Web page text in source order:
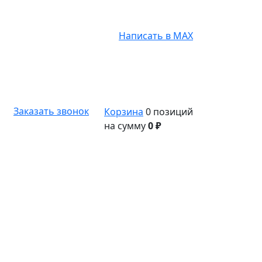
Написать в MAX
Заказать звонок Корзина 0 позиций
на сумму0 ₽